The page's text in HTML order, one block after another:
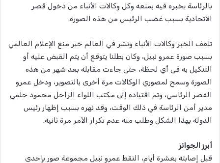
بالرئاسة يخبره فيه بمنعه وكل وكالات الأنباء من دخول قصر
الاتحادية بسبب غضب الرئيس من هذه الصورة.
تلقف الخبر وكالات الأنباء ونشر في العالم خبر منع الإعلام العالمي
بسبب صورة عمرو نبيل، وكان بطلنا يتوقع أن يتم القبض عليه أو
التنكيل به فى أي لحظة، حتى جاءت مقابلة بعد شهر من هذه
الصورة وسمح لمصوري الوكالات مرة أخرى بالتصوير، ودخل عمرو
القصر الرئاسي، وتم اقتياده إلى مكتب اللواء الراحل محمود حلمي
مدير أمن الرئاسة في ذلك الوقت، وقد نهره بسبب إظهار رئيس
الدولة بهذا الشكل وطلب منه عدم تكرار الأمر مرة ثانية.
أبرز الجوائز
قبل إصابته بعشرة أيام، التقط عمرو نبيل مجموعة صور بإحدى